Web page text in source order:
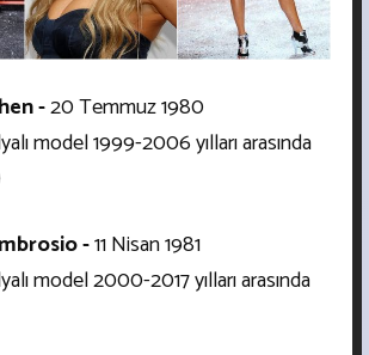
-20 Temmuz 1980
model1999-2006 yılları arasında
-11 Nisan 1981
model2000-2017 yılları arasında